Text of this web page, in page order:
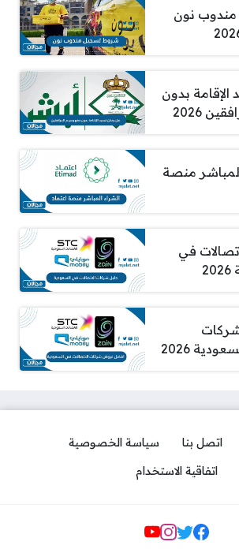
نون
بدون
2026
منصة
في
2026
اتصل بنا
سياسة الخصوصية
اتفاقية الاستخدام
مواقع التواصل